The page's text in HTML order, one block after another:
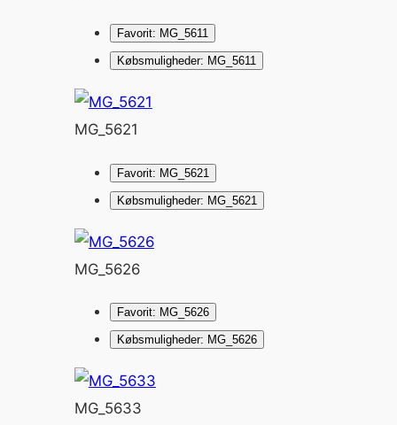
Favorit: MG_5611
Købsmuligheder: MG_5611
MG_5621
Favorit: MG_5621
Købsmuligheder: MG_5621
MG_5626
Favorit: MG_5626
Købsmuligheder: MG_5626
MG_5633